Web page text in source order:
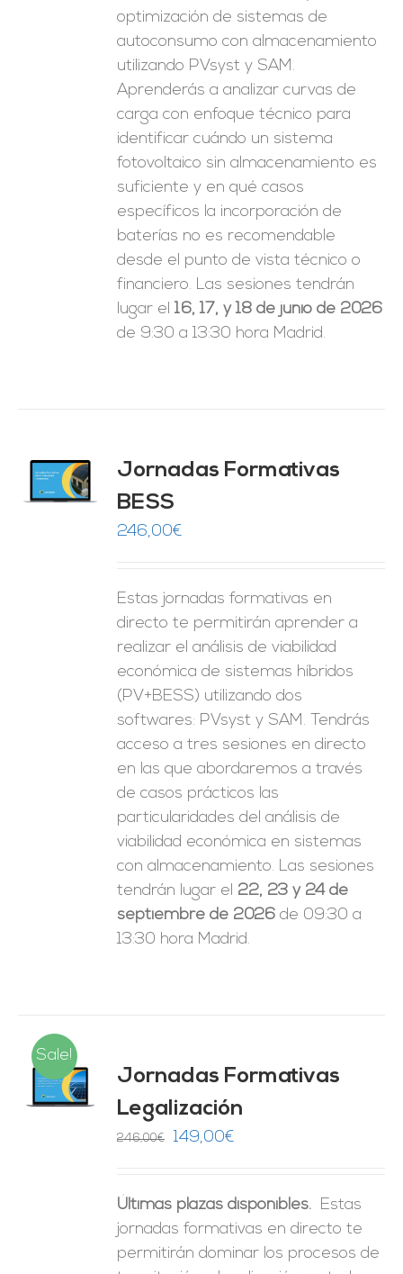
optimización de sistemas de
autoconsumo con almacenamiento
utilizando PVsyst y SAM.
Aprenderás a analizar curvas de
carga con enfoque técnico para
identificar cuándo un sistema
fotovoltaico sin almacenamiento es
suficiente y en qué casos
específicos la incorporación de
baterías no es recomendable
desde el punto de vista técnico o
financiero. Las sesiones tendrán
lugar el16, 17, y 18 de junio de 2026
de 9:30 a 13:30 hora Madrid.
Jornadas Formativas
BESS
246,00€
Estas jornadas formativas en
directo te permitirán aprender a
realizar el análisis de viabilidad
económica de sistemas híbridos
(PV+BESS) utilizando dos
softwares: PVsyst y SAM. Tendrás
acceso a tres sesiones en directo
en las que abordaremos a través
de casos prácticos las
particularidades del análisis de
viabilidad económica en sistemas
con almacenamiento. Las sesiones
tendrán lugar el 22, 23 y 24 de
septiembre de 2026 de 09:30 a
13:30 hora Madrid.
Sale!
Jornadas Formativas
Legalización
246,00€
El
era:
246,00€.
149,00€
es:
149,00€.
Últimas plazas disponibles. Estas
jornadas formativas en directo te
permitirán dominar los procesos de